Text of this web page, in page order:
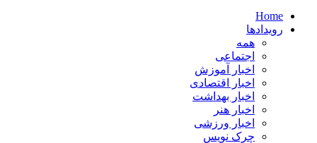
Home
رویدادها
همه
اجتماعی
اخبار آموزش
اخبار اقتصادی
اخبار بهداشت
اخبار هنر
اخبار ورزشی
چرک نویس